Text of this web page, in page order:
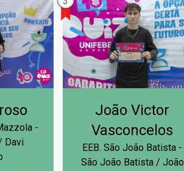
-
Davi
João Victor
Vasconcelos
EEB. São João Batista -
São João Batista / João